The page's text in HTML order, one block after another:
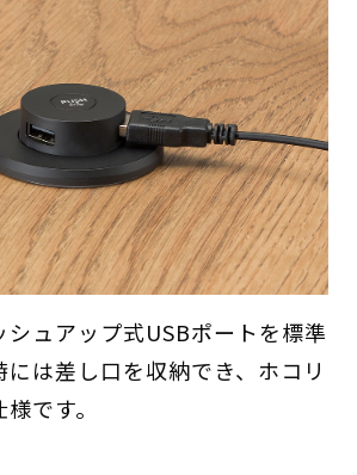
シュアップ式USBポートを標準
は差し口を収納でき、ホコリ
です。